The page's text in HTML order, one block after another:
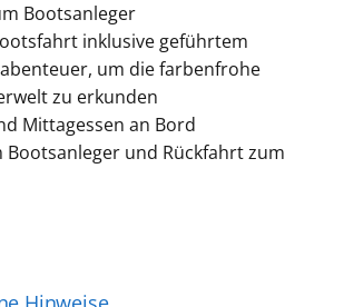
Bootsanleger
inklusive geführtem
um die farbenfrohe
zu erkunden
Mittagessen an Bord
Bootsanleger und Rückfahrt zum